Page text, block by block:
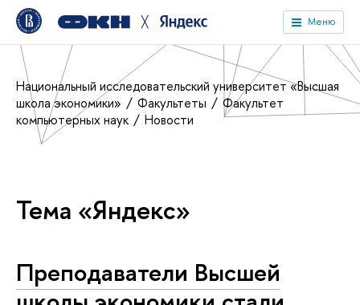
╳ Меню
Национальный исследовательский университет «Высшая
школа экономики»
Факультеты
Факультет
компьютерных наук
Новости
Тема «Яндекс»
Преподаватели Высшей